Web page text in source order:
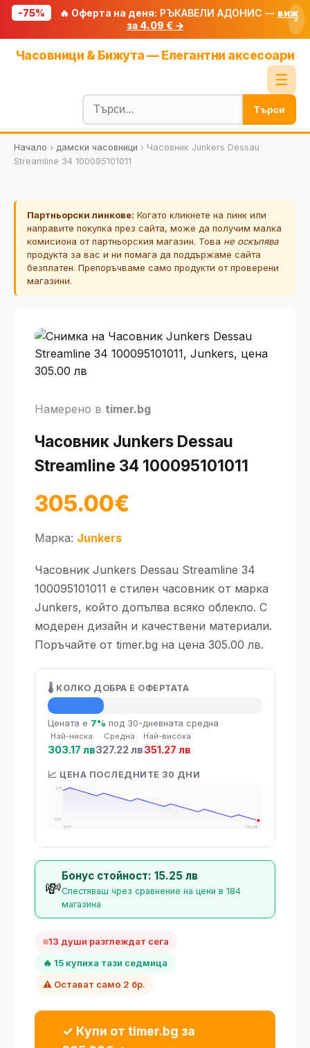
-75% 🔥 Оферта на деня: РЪКАВЕЛИ АДОНИС — виж
за 4.09 € →
×
Часовници & Бижута — Елегантни аксесоари
☰
Блог
🧮 Калкулатори
🔍 Намери продукт
🎟️ Купони
Търси
Начало › дамски часовници › Часовник Junkers Dessau
Streamline 34 100095101011
Партньорски линкове: Когато кликнете на линк или
направите покупка през сайта, може да получим малка
комисиона от партньорския магазин. Това не оскъпява
продукта за вас и ни помага да поддържаме сайта
безплатен. Препоръчваме само продукти от проверени
магазини.
Намерено в timer.bg
Часовник Junkers Dessau
Streamline 34 100095101011
305.00€
Марка: Junkers
Часовник Junkers Dessau Streamline 34
100095101011 е стилен часовник от марка
Junkers, който допълва всяко облекло. С
модерен дизайн и качествени материали.
Поръчайте от timer.bg на цена 305.00 лв.
🌡️ КОЛКО ДОБРА Е ОФЕРТАТА
💡 Средна цена
Цената е 7% под 30-дневната средна
Най-ниска
303.17 лв
Средна
327.22 лв
Най-висока
351.27 лв
📈 ЦЕНА ПОСЛЕДНИТЕ 30 ДНИ
351
303
11.07
09.08
💸
Бонус стойност: 15.25 лв
Спестяваш чрез сравнение на цени в 184
магазина
13 души разглеждат сега
🔥 15 купиха тази седмица
⚠️ Остават само 2 бр.
✓ Купи от timer.bg за